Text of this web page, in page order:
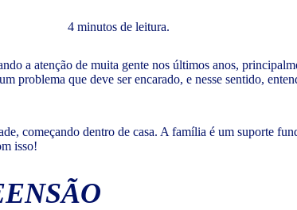
4 minutos de leitura.
a atenção de muita gente nos últimos anos,
problema que deve ser encarado, e nesse sentido,
começando dentro de casa. A família é um suporte
isso!